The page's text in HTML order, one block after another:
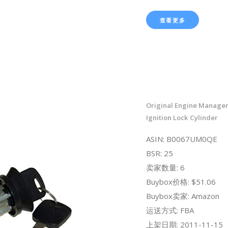
查看更多
Original Engine
Ignition Lock Cylinder
ASIN: B0067UM0QE
BSR: 25
卖家数量: 6
Buybox价格: $51.06
Buybox卖家: Amazon
运送方式: FBA
上架日期: 2011-11-15